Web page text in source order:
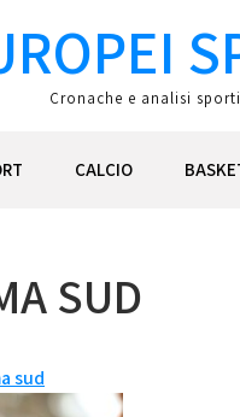
Cronache e analisi
CALCIO
SUD
sud